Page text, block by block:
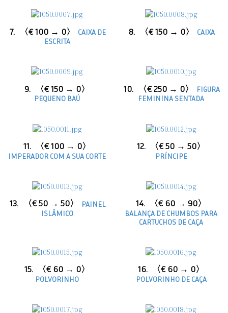
7. 〈€ 100 → 0〉
CAIXA DE
ESCRITA
8. 〈€ 150 → 0〉 CAIXA
9. 〈€ 150 → 0〉
PEQUENO BAÚ
10. 〈€ 250 → 0〉
FIGURA
FEMININA SENTADA
11. 〈€ 100 → 0〉
IMPERADOR COM A SUA CORTE
12. 〈€ 50 → 50〉
PRÍNCIPE
13. 〈€ 50 → 50〉
PAINEL
ISLÂMICO
14. 〈€ 60 → 90〉
BALANÇA DE CHUMBOS PARA
CARTUCHOS DE CAÇA
15. 〈€ 60 → 0〉
POLVORINHO
16. 〈€ 60 → 0〉
POLVORINHO DE CAÇA